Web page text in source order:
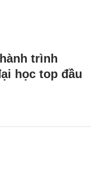
trình
học top đầu